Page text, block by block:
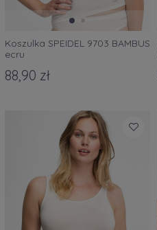
Koszulka SPEIDEL 9703 BAMBUS
ecru
88,90 zł